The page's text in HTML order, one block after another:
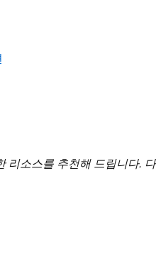
리소스를 추천해 드립니다. 다